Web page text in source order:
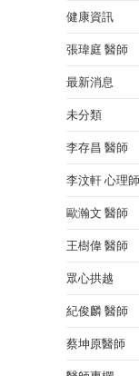
健康資訊
張瑋庭 醫師
最新消息
未分類
李存昌 醫師
李汶軒 心理師
歐瀚文 醫師
王樹偉 醫師
眾心拱越
紀俊麟 醫師
蔡坤原醫師